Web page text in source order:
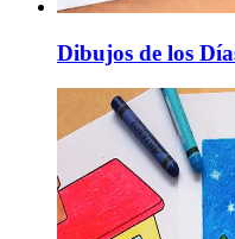
Dibujos de los